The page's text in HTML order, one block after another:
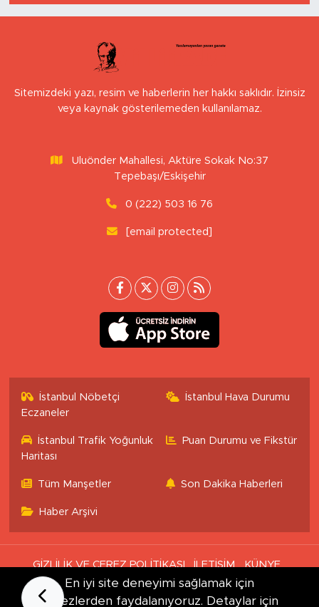
Sitemizdeki yazı, resim ve haberlerin her hakkı saklıdır. İzinsiz
veya kaynak gösterilemeden kullanılamaz.
Uluönder Mahallesi, Aktüre Sokak No:37
Tepebaşı/Eskişehir
0 (222) 503 16 76
[email protected]
İstanbul Nöbetçi
Eczaneler
İstanbul Hava Durumu
İstanbul Trafik Yoğunluk
Haritası
Puan Durumu ve Fikstür
Tüm Manşetler Son Dakika Haberleri
Haber Arşivi
GİZLİLİK VE ÇEREZ POLİTİKASI İLETİŞİM
KÜNYE
KVKK VE AYDINLATMA METNİ
YAYIN İLKELERİ
En iyi site deneyimi sağlamak için
çerezlerden faydalanıyoruz. Detaylar için